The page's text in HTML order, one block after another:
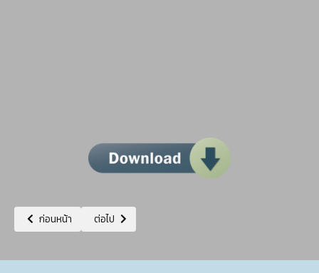
เนื้อหาก่อนหน้า: รายชื่อผู้ชนะการเสนอราคาประกวดราคาจ้างก่อสร้างอาค
ก่อนหน้า เนื้อหาถัดไป: เชิญชวนส่งข้อมูลประกอบการกำหนดรายล
ต่อไป